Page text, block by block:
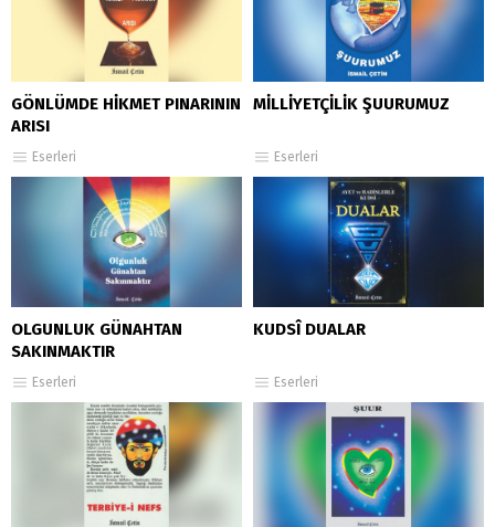
GÖNLÜMDE HİKMET PINARININ
ARISI
Eserleri
MİLLİYETÇİLİK ŞUURUMUZ
Eserleri
OLGUNLUK GÜNAHTAN
SAKINMAKTIR
Eserleri
KUDSÎ DUALAR
Eserleri